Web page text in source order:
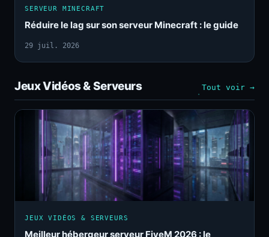
SERVEUR MINECRAFT
Réduire le lag sur son serveur Minecraft : le guide
29 juil. 2026
Jeux Vidéos & Serveurs Tout voir →
JEUX VIDÉOS & SERVEURS
Meilleur hébergeur serveur FiveM 2026 : le